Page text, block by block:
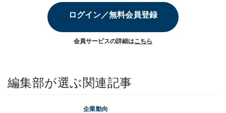
ログイン／無料会員登録
会員サービスの詳細はこちら
編集部が選ぶ関連記事
企業動向